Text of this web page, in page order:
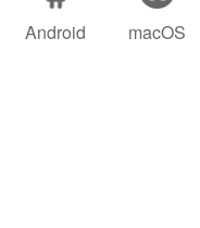
Android macOS